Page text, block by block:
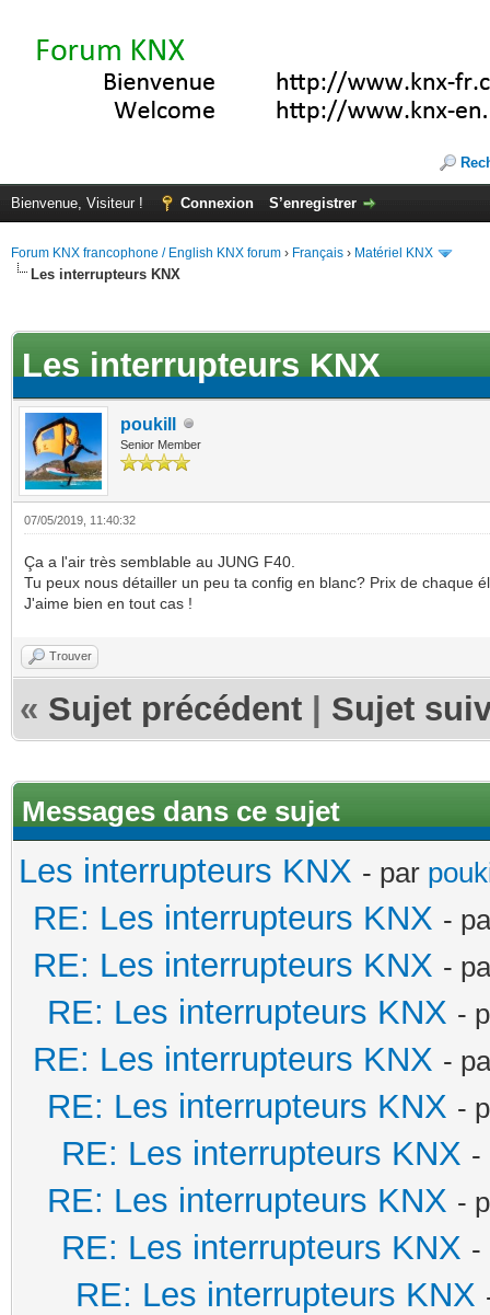
Bienvenue, Visiteur ! Connexion S’enregistrer
Forum KNX francophone / English KNX forum › Français › Matériel KNX
Les interrupteurs KNX
Les interrupteurs KNX
poukill
Senior Member
07/05/2019, 11:40:32
Ça a l'air très semblable au JUNG F40.
Tu peux nous détailler un peu ta config en blanc? Prix de chaque
J'aime bien en tout cas !
Trouver
« Sujet précédent Sujet
Messages dans ce sujet
Les interrupteurs KNX - par
RE: Les interrupteurs KNX -
RE: Les interrupteurs KNX -
RE: Les interrupteurs KNX -
RE: Les interrupteurs KNX -
RE: Les interrupteurs KNX -
RE: Les interrupteurs KNX -
RE: Les interrupteurs KNX -
RE: Les interrupteurs KNX -
RE: Les interrupteurs KNX